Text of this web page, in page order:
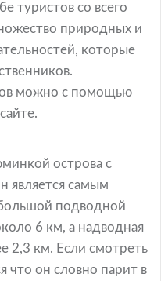
туристов со всего
природных и
которые
можно с помощью
острова с
является самым
подводной
6 км, а надводная
2,3 км. Если смотреть
что он словно парит в